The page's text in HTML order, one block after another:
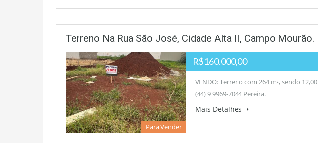
Terreno Na Rua São José, Cidade Alta II, Campo Mourão.
Para Vender
R$160.000,00
VENDO: Terreno com 264 m², sendo
(44) 9 9969-7044 Pereira.
Mais Detalhes